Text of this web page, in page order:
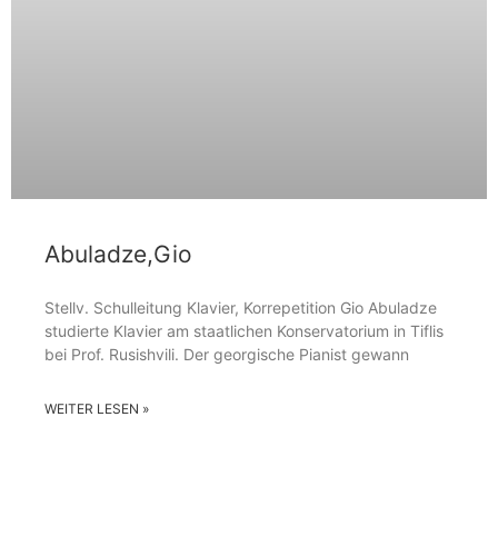
Abuladze,Gio
Stellv. Schulleitung Klavier, Korrepetition Gio Abuladze
studierte Klavier am staatlichen Konservatorium in Tiflis
bei Prof. Rusishvili. Der georgische Pianist gewann
WEITER LESEN »